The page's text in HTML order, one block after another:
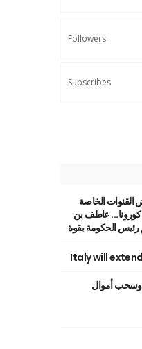
Followers
Subscribes
القنوات الخاصة
عاطف بن
الحكومة بقوة
Italy will
وسحب أموال